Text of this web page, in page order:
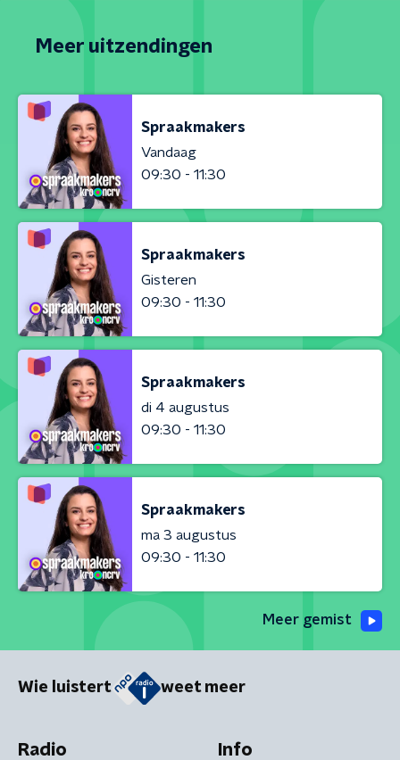
Meer uitzendingen
Spraakmakers
Vandaag
09:30 - 11:30
Spraakmakers
Gisteren
09:30 - 11:30
Spraakmakers
di 4 augustus
09:30 - 11:30
Spraakmakers
ma 3 augustus
09:30 - 11:30
Meer gemist
Wie luistert weet meer
Radio Info